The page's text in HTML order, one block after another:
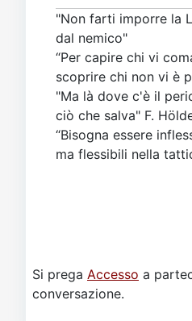
"Non farti imporre la
dal nemico"
“Per capire chi vi
scoprire chi non vi è
"Ma là dove c'è il
ciò che salva" F.
“Bisogna essere
ma flessibili nella
Si prega Accesso a
conversazione.